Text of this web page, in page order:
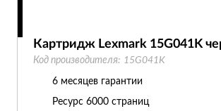
Картридж Lexmark 15G041K
Код производителя: 15G041K
6 месяцев гарантии
Ресурс 6000 страниц